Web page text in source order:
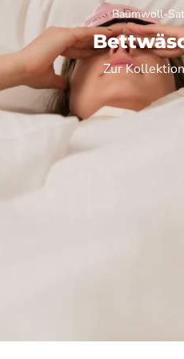
Baumwoll-
Zur